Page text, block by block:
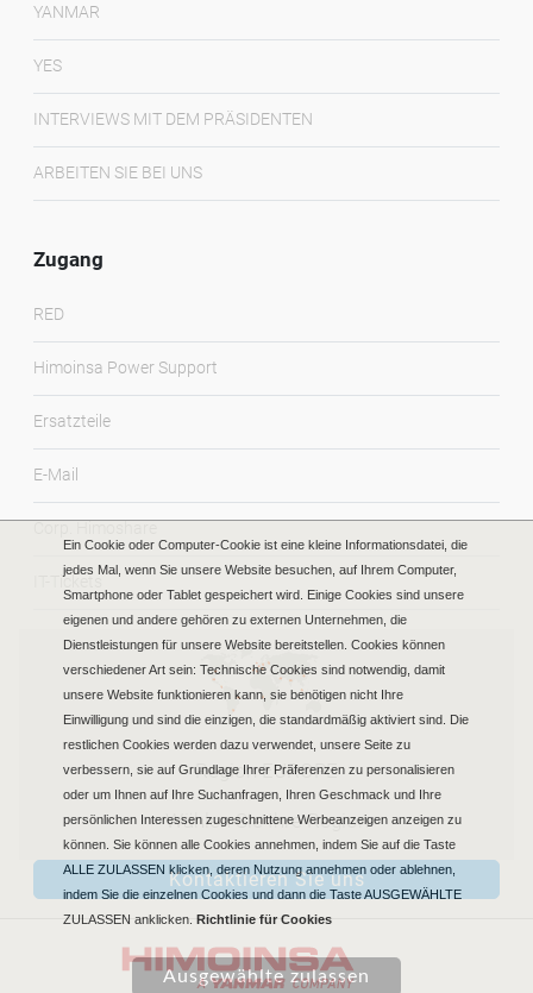
YANMAR
YES
INTERVIEWS MIT DEM PRÄSIDENTEN
ARBEITEN SIE BEI UNS
Zugang
RED
Himoinsa Power Support
Ersatzteile
E-Mail
IT-Tickets
Region EUROPE
Wählen Sie Ihre Region
Kontaktieren Sie uns
Ein Cookie oder Computer-Cookie ist eine kleine Informationsdatei, die
jedes Mal, wenn Sie unsere Website besuchen, auf Ihrem Computer,
Smartphone oder Tablet gespeichert wird. Einige Cookies sind unsere
eigenen und andere gehören zu externen Unternehmen, die
Dienstleistungen für unsere Website bereitstellen. Cookies können
verschiedener Art sein: Technische Cookies sind notwendig, damit
unsere Website funktionieren kann, sie benötigen nicht Ihre
Einwilligung und sind die einzigen, die standardmäßig aktiviert sind. Die
restlichen Cookies werden dazu verwendet, unsere Seite zu
verbessern, sie auf Grundlage Ihrer Präferenzen zu personalisieren
oder um Ihnen auf Ihre Suchanfragen, Ihren Geschmack und Ihre
persönlichen Interessen zugeschnittene Werbeanzeigen anzeigen zu
können. Sie können alle Cookies annehmen, indem Sie auf die Taste
ALLE ZULASSEN klicken, deren Nutzung annehmen oder ablehnen,
indem Sie die einzelnen Cookies und dann die Taste AUSGEWÄHLTE
ZULASSEN anklicken. Richtlinie für Cookies